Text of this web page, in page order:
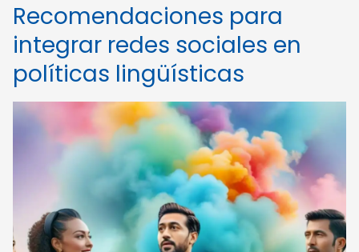
Recomendaciones para
integrar redes sociales en
políticas lingüísticas